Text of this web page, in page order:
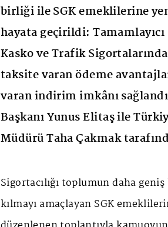
birliği ile SGK emeklilerine
hayata geçirildi: Tamamlayıcı
Kasko ve Trafik
taksite varan ödeme
varan indirim imkânı
Başkanı Yunus Elitaş ile
Müdürü Taha Çakmak
Sigortacılığı toplumun daha
kılmayı amaçlayan SGK